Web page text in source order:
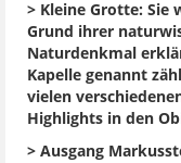
> Kleine Grotte: Sie
Grund ihrer
Naturdenkmal
Kapelle genannt
vielen
Highlights in den
> Ausgang